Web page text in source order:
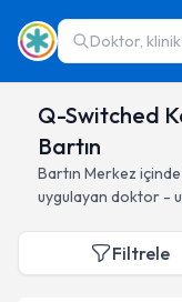
Doktor,
Q-Switched
Bartın
Bartın Merkez
uygulayan doktor -
Filtrele